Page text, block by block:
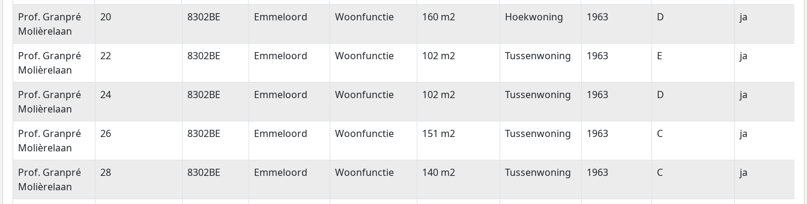
Straatnaam
Huisnummer Postcode Woonplaats Gebruiksdoel Oppervlakte Woningtype Bouwjaar Energielabel
Bebouwde
kom
Prof. Granpré
Molièrelaan
20 8302BE Emmeloord Woonfunctie 160 m2 Hoekwoning 1963 D ja
Prof. Granpré
Molièrelaan
22 8302BE Emmeloord Woonfunctie 102 m2 Tussenwoning 1963 E ja
Prof. Granpré
Molièrelaan
24 8302BE Emmeloord Woonfunctie 102 m2 Tussenwoning 1963 D ja
Prof. Granpré
Molièrelaan
26 8302BE Emmeloord Woonfunctie 151 m2 Tussenwoning 1963 C ja
Prof. Granpré
Molièrelaan
28 8302BE Emmeloord Woonfunctie 140 m2 Tussenwoning 1963 C ja